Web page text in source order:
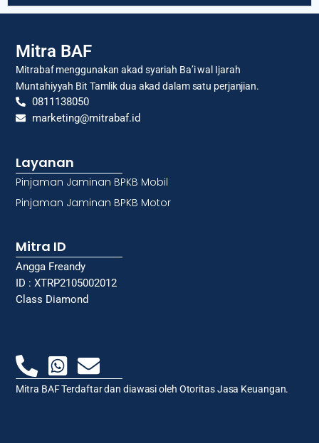
Mitra BAF
Mitrabaf menggunakan akad syariah Ba’i wal Ijarah
Muntahiyyah Bit Tamlik dua akad dalam satu perjanjian.
0811138050
marketing@mitrabaf.id
Layanan
Pinjaman Jaminan BPKB Mobil
Pinjaman Jaminan BPKB Motor
Mitra ID
Angga Freandy
ID : XTRP2105002012
Class Diamond
Mitra BAF Terdaftar dan diawasi oleh Otoritas Jasa Keuangan.